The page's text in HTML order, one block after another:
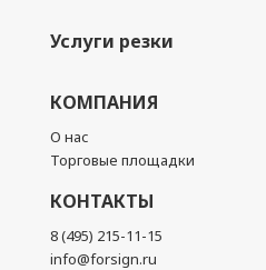
Услуги резки
КОМПАНИЯ
О нас
Торговые площадки
КОНТАКТЫ
8 (495) 215-11-15
info@forsign.ru